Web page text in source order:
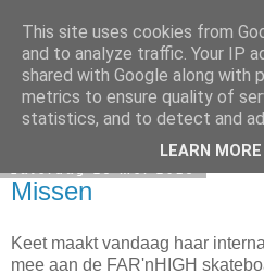
Elsbeth Teeling
Missen
Keet maakt vandaag haar
mee aan de FAR'nHIGH
This site uses cookies from
and to analyze traffic. Your IP
shared with Google along with
metrics to ensure quality of
statistics, and to detect and
LEARN MORE